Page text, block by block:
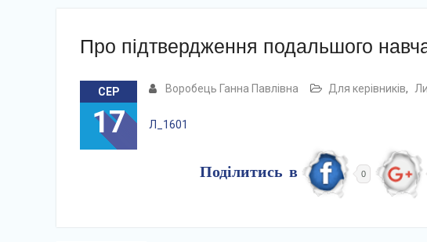
Про підтвердження подальшого
СЕР
17
Воробець Ганна Павлівна Для керівників,
Л_1601
Поділитись в 0